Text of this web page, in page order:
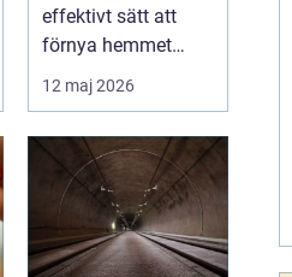
effektivt sätt att
förnya hemmet
utan att...
12 maj 2026